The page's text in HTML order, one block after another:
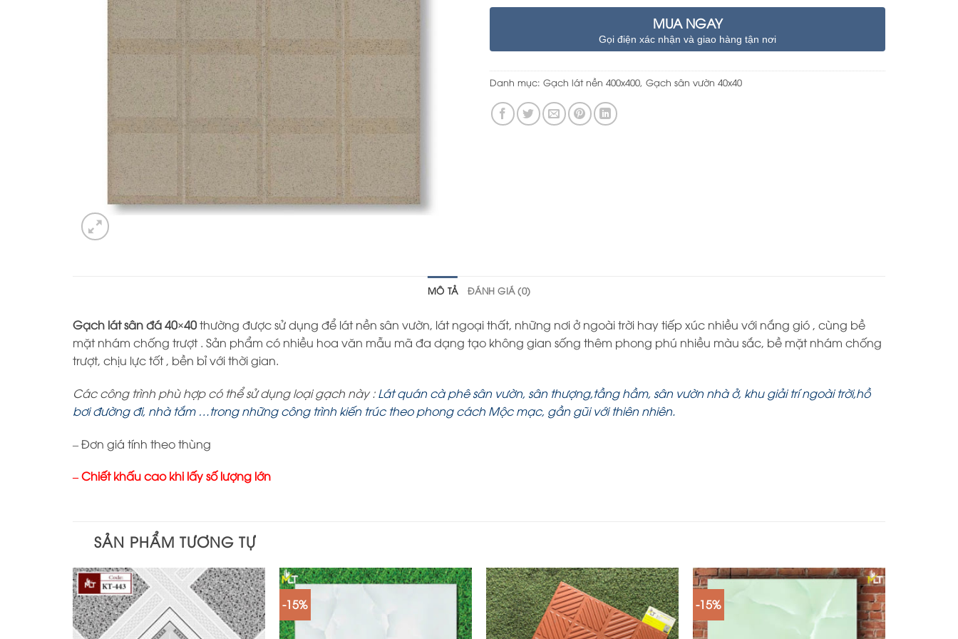
MUA NGAY
Gọi điện xác nhận và giao hàng tận nơi
Danh mục: Gạch lát nền 400x400, Gạch sân vườn 40x40
MÔ TẢ ĐÁNH GIÁ (0)
Gạch lát sân đá 40×40thường được sử dụng để lát nền sân vườn, lát ngoại thất, những nơi ở ngoài trời hay tiếp xúc nhiều với nắng gió , cùng bề
mặt nhám chống trượt . Sản phẩm có nhiều hoa văn mẫu mã đa dạng tạo không gian sống thêm phong phú nhiều màu sắc, bề mặt nhám chống
trượt, chịu lực tốt , bền bỉ với thời gian.
Các công trình phù hợp có thể sử dụng loại gạch này :Lát quán cà phê sân vườn, sân thượng,tầng hầm, sân vườn nhà ở, khu giải trí ngoài trời,hồ
bơi đường đi, nhà tắm …trong những công trình kiến trúc theo phong cách Mộc mạc, gần gũi với thiên nhiên.
– Đơn giá tính theo thùng
– Chiết khấu cao khi lấy số lượng lớn
SẢN PHẨM TƯƠNG TỰ
-15% -15%